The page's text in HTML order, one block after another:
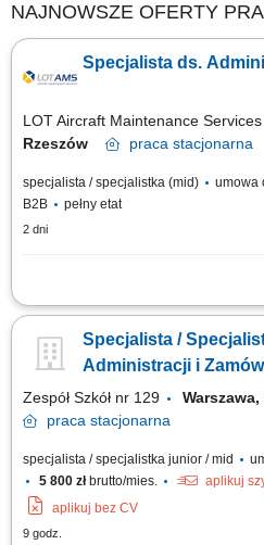
NAJNOWSZE OFERTY
Specjalista ds.
LOT Aircraft Maintenance Services
Rzeszów
praca stacjonarna
specjalista / specjalistka (mid)
umowa
B2B
pełny etat
2 dni
Obowiązki na stanowisku:
pracowników oraz udzielanie
telefonicznej, korespondencji e-mail
Specjalista /
Administracji i
Zespół Szkół nr 129
praca stacjonarna
specjalista / specjalistka junior / mid
5 800 złbrutto/mies.
aplikuj
aplikuj bez CV
9 godz.